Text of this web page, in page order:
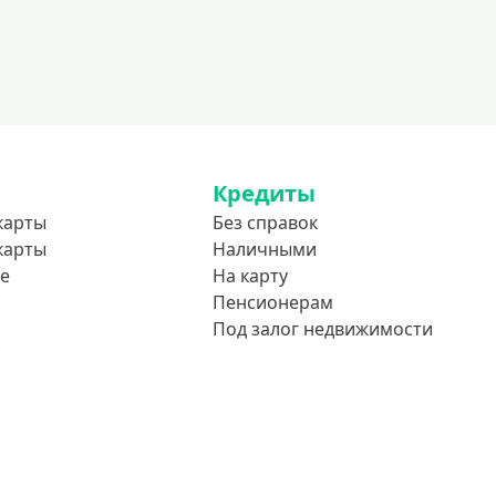
С 21 года
В декрете
Кредиты
Без справок
Наличными
На карту
Пенсионерам
Под залог недвижимости